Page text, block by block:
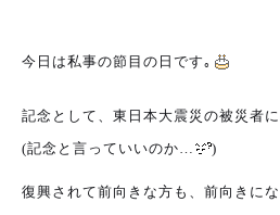
設計・デザイン
耐震・断熱
セミオーダー住宅
会社概要
今日は私事の節目の日です｡
記念として、東日本大震災の被災者
(記念と言っていいのか…
)
復興されて前向きな方も、前向きに